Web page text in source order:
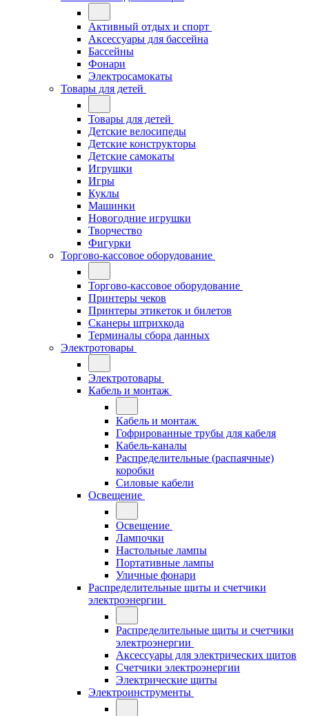
Активный отдых и спорт
Аксессуары для бассейна
Бассейны
Фонари
Электросамокаты
Товары для детей
Товары для детей
Детские велосипеды
Детские конструкторы
Детские самокаты
Игрушки
Игры
Куклы
Машинки
Новогодние игрушки
Творчество
Фигурки
Торгово-кассовое оборудование
Торгово-кассовое оборудование
Принтеры чеков
Принтеры этикеток и билетов
Сканеры штрихкода
Терминалы сбора данных
Электротовары
Электротовары
Кабель и монтаж
Кабель и монтаж
Гофрированные трубы для кабеля
Кабель-каналы
Распределительные (распаячные)
коробки
Силовые кабели
Освещение
Освещение
Лампочки
Настольные лампы
Портативные лампы
Уличные фонари
Распределительные щиты и счетчики
электроэнергии
Распределительные щиты и счетчики
электроэнергии
Аксессуары для электрических щитов
Счетчики электроэнергии
Электрические щиты
Электроинструменты